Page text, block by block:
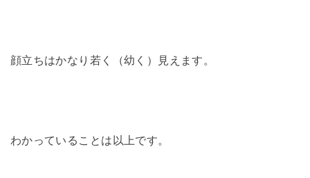
顔立ちはかなり若く（幼く）見えます。
わかっていることは以上です。